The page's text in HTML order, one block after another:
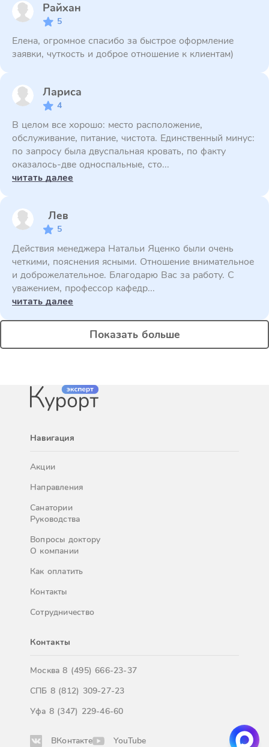
Райхан
5
Елена, огромное спасибо за быстрое оформление
заявки, чуткость и доброе отношение к клиентам)
Лариса
4
В целом все хорошо: место расположение,
обслуживание, питание, чистота. Единственный минус:
по запросу была двуспальная кровать, по факту
оказалось-две односпальные, сто...
читать далее
Лев
5
Действия менеджера Натальи Яценко были очень
четкими, пояснения ясными. Отношение внимательное
и доброжелательное. Благодарю Вас за работу. С
уважением, профессор кафедр...
читать далее
Показать больше
Навигация
Акции
Направления
Санатории
Руководства
Вопросы доктору
О компании
Как оплатить
Контакты
Сотрудничество
Контакты
Москва8 (495) 666-23-37
СПБ 8 (812) 309-27-23
Уфа 8 (347) 229-46-60
ВКонтакте YouTube